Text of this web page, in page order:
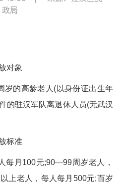
政局
对象
岁的高龄老人(以身份证出生年
的驻汉军队离退休人员(无武汉
标准
每月100元;90—99周岁老人，
上老人，每人每月500元;百岁